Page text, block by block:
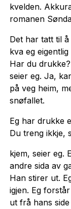
kvelden.
romanen
Det har tatt til
kva eg
Har du
seier eg. Ja,
på veg heim,
snøfallet.
Eg har drukke
Du treng ikkje,
kjem, seier eg.
andre sida av
Han stirer ut.
igjen. Eg
ut frå hans